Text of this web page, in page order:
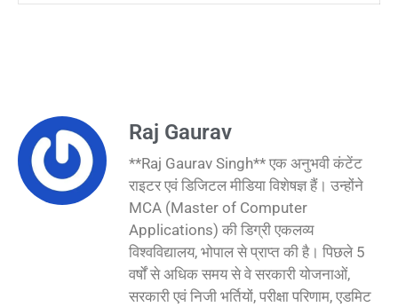
Raj Gaurav
**Raj Gaurav Singh** एक अनुभवी कंटेंट
राइटर एवं डिजिटल मीडिया विशेषज्ञ हैं। उन्होंने
MCA (Master of Computer
Applications) की डिग्री एकलव्य
विश्वविद्यालय, भोपाल से प्राप्त की है। पिछले 5
वर्षों से अधिक समय से वे सरकारी योजनाओं,
सरकारी एवं निजी भर्तियों, परीक्षा परिणाम, एडमिट